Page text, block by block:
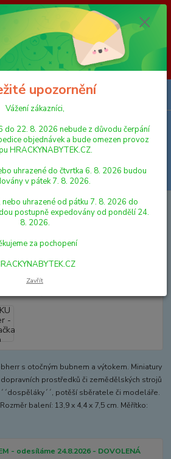
od 8. 8. 2026 do 23. 8. 2026 nebude z
expedice objednávek a bude omezen
Objednávky přijaté, nebo
budou expedovány v pátek 7. 8. 2026.
od pátku 7. 8. 2026 do neděle 23. 8.
od pondělí 24. 8. 2026. Děkujeme za
HRACKYNABYTEK.CZ
Menu
Hledat
SIKU
SIKU Super - Míchačka na
Míchačka na cement
s otočným bubnem a výtokem. Miniatury
prostředků či zemědělských strojů
potěší sběratele či modeláře.
balení: 13,9 x 4,4 x 7,5 cm. Měřítko:
- odesíláme 24.8.2026 - DOVOLENÁ
upozornění
Vážení zákazníci,
do 22. 8. 2026 nebude z důvodu čerpání
objednávek a bude omezen provoz
HRACKYNABYTEK.CZ.
uhrazené do čtvrtka 6. 8. 2026 budou
v pátek 7. 8. 2026.
uhrazené od pátku 7. 8. 2026 do
postupně expedovány od pondělí 24.
8. 2026.
za pochopení
Zavřít